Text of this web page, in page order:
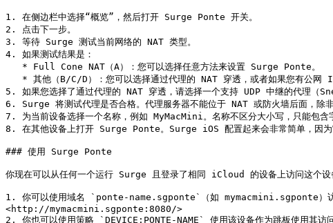
1. 在侧边栏中选择“概览”，然后打开 Surge Ponte 开关。
2. 点击下一步。
3. 等待 Surge 测试当前网络的 NAT 类型。
4. 如果测试结果是：
5. 如果您选择了通过代理的 NAT 穿透，请选择一个支持 UDP 中继的代理
6. Surge 将测试代理是否合格。代理服务器不能位于 NAT 或防火墙后面，除
7. 为当前设备选择一个名称，例如 MyMacMini。名称不区分大小写，只能包含
8. 在其他设备上打开 Surge Ponte。Surge iOS 配置起来会非常简单，因为
### 使用 Surge Ponte
你现在可以从任何一个运行 Surge 且登录了相同 iCloud 的设备上访问这个设
1. 你可以使用域名 `ponte-name.sgponte`（如 mymacmini.sgponte）访问
<http://mymacmini.sgponte:8080/>
2. 你也可以使用策略 `DEVICE:PONTE-NAME` 使用该设备作为跳板使用其访